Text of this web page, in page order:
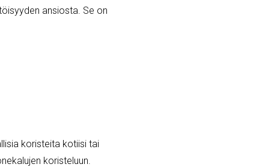
ansiosta. Se on
koristeita kotiisi tai
koristeluun.